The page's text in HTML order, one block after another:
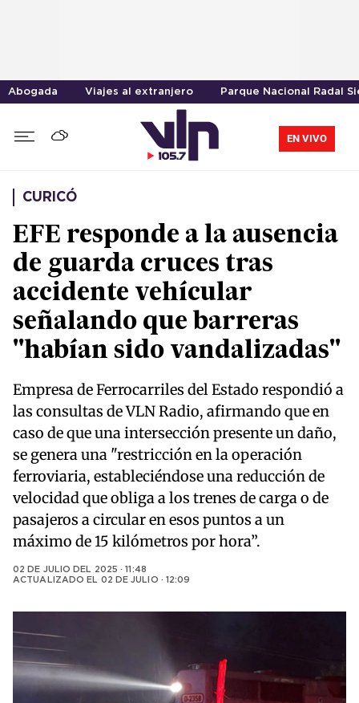
Abogada Viajes al extranjero Parque Nacional Radal
EN VIVO
CURICÓ
EFE responde a la ausencia
de guarda cruces tras
accidente vehícular
señalando que barreras
"habían sido vandalizadas"
Empresa de Ferrocarriles del Estado respondió a
las consultas de VLN Radio, afirmando que en
caso de que una intersección presente un daño,
se genera una "restricción en la operación
ferroviaria, estableciéndose una reducción de
velocidad que obliga a los trenes de carga o de
pasajeros a circular en esos puntos a un
máximo de 15 kilómetros por hora”.
02 DE JULIO DEL 2025 · 11:48
ACTUALIZADO EL 02 DE JULIO · 12:09